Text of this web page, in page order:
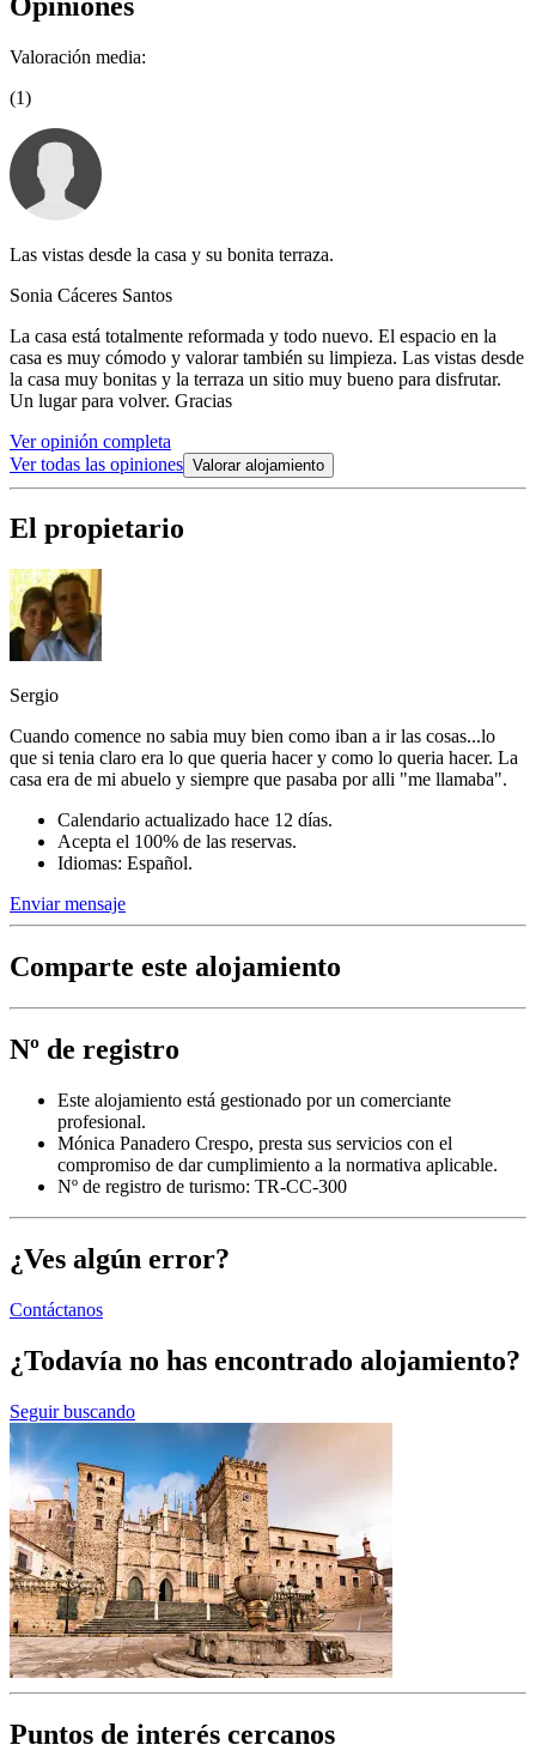
Valoración media:
(1)
Las vistas desde la casa y su bonita terraza.
Sonia Cáceres Santos
La casa está totalmente reformada y todo nuevo. El espacio en la
casa es muy cómodo y valorar también su limpieza. Las vistas desde
la casa muy bonitas y la terraza un sitio muy bueno para disfrutar.
Un lugar para volver. Gracias
Ver opinión completa
Ver todas las opiniones Valorar alojamiento
El propietario
Sergio
Cuando comence no sabia muy bien como iban a ir las cosas...lo
que si tenia claro era lo que queria hacer y como lo queria hacer. La
casa era de mi abuelo y siempre que pasaba por alli "me llamaba".
Calendario actualizado hace 12 días.
Acepta el 100% de las reservas.
Idiomas: Español.
Enviar mensaje
Comparte este alojamiento
Nº de registro
Este alojamiento está gestionado por un comerciante
profesional.
Mónica Panadero Crespo, presta sus servicios con el
compromiso de dar cumplimiento a la normativa aplicable.
Nº de registro de turismo: TR-CC-300
¿Ves algún error?
Contáctanos
¿Todavía no has encontrado alojamiento?
Seguir buscando
Puntos de interés cercanos